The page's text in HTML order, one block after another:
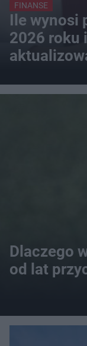
FINANSE
Ile wynosi
2026 roku
Dlaczego
od lat